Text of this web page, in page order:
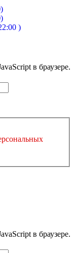
)
в браузере.
в браузере.